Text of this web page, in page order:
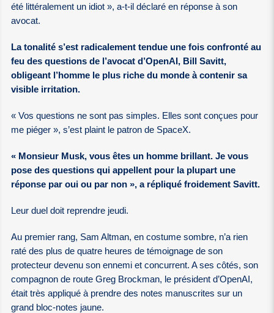
été littéralement un idiot », a-t-il déclaré en réponse à son
avocat.
La tonalité s’est radicalement tendue une fois confronté au
feu des questions de l’avocat d’OpenAI, Bill Savitt,
obligeant l’homme le plus riche du monde à contenir sa
visible irritation.
« Vos questions ne sont pas simples. Elles sont conçues pour
me piéger », s’est plaint le patron de SpaceX.
« Monsieur Musk, vous êtes un homme brillant. Je vous
pose des questions qui appellent pour la plupart une
réponse par oui ou par non », a répliqué froidement Savitt.
Leur duel doit reprendre jeudi.
Au premier rang, Sam Altman, en costume sombre, n’a rien
raté des plus de quatre heures de témoignage de son
protecteur devenu son ennemi et concurrent. A ses côtés, son
compagnon de route Greg Brockman, le président d’OpenAI,
était très appliqué à prendre des notes manuscrites sur un
grand bloc-notes jaune.